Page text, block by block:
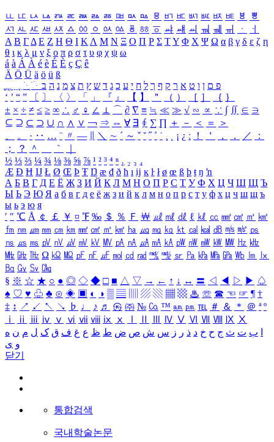
ㅥ ㅦ ㅧ ㅨ ㅩ ㅪ ㅫ ㅬ ㅭ ㅮ ㅯ ㅰ ㅱ ㅲ ㅳ ㅴ ㅵ ㅶ ㅷ ㅸ
ㅹ
ㅺ ㅻ ㅼ ㅽ ㅾ ㅿ ㆀ ㆁ ㆂ ㆃ ㆄ ㆅ ㆆ ㆇ ㆈ ㆉ ㆊ ㆋ ㆌ ㆍ
ㆎ
Α Β ΓΔ Ε Ζ Η Θ Ι ΚΛ Μ Ν Ξ Ο Π Ρ Σ ΤΥ Φ Χ Ψ Ω α β γ δ ε ζ η
θ ι κ λ μ ν ξ ο π ρ σ τ υ φ χ ψ ω
á à Á À é è É È ç Ç ê
Ä Ö Ü ä ö ü ß
ִֶֹ ֻּ ׁׂ פ ם ן ו ט א ר ק ף ך ל ח י ע כ ג ד ש ץ ת צ מ נ ה ב
‘ ’ “ ” 〔 〕 〈 〉 「 」 『 』 【 】 ＂ （ ） ［ ］ ｛ ｝
± × ÷ ≠ ≤ ≥ ∞ ∴ ♂ ♀ ∠ ⊥ ⌒ ∂ ∇ ≡ ≒ ≪ ≫ √ ∽ ∝ ∵ ∫ ∬ ∈ ∋
⊆ ⊇ ⊂ ⊃ ∪ ∩ ∧ ∨ ￢ ⇒ ⇔ ∀ ∃ ∮ ∑ ∏ ＋ － ＜ ＝
＞
、
。 · ‥ … ¨ 〃 ― ＼ ∼ ´ ～ ˇ ˘ ˝ ˚ ˙ ¸ ¡ ¿ ː ！ ＇ ， ． ／
：
；
？ ＾ ｀
½ ⅓ ⅔ ¼ ¾ ⅛ ⅜ ⅝ ⅞ ¹ ² ³ ⁴ ⁿ ₁ ₂ ₃ ₄
Æ Ð Ħ Ĳ Ł Ø Œ Þ Ŧ Ŋ æ đ ð ħ ı ĳ ĸ ŀ ł ø œ ß þ ŧ ŋ ŉ
А Б В Г Д Е Ё Ж З И Й К Л М Н О П Р С Т У Ф Х Ц Ч Ш Щ Ъ
Ы Ь Э Ю Я а б в г д е ё ж з и й к л м н о п р с т у ф х ц ч ш щ ъ
ы ь э ю я
′ ″ ℃ Å ￠ ￡ ￥ ¤ ℉ ‰ ＄ ％ Ｆ ￦ ㎕ ㎖ ㎗ ℓ ㎘ ㏄ ㎣ ㎤ ㎥ ㎦
㎙ ㎚ ㎛ ㎜ ㎝ ㎞ ㎟ ㎠ ㎡ ㎢ ㏊ ㎍ ㎎ ㎏ ㏏ ㎈ ㎉ ㏈ ㎧ ㎨ ㎰
㎱ ㎲ ㎳ ㎴ ㎵ ㎶ ㎷ ㎸ ㎹ ㎀ ㎁ ㎂ ㎃ ㎄ ㎺ ㎻ ㎽ ㎾ ㎿ ㎐ ㎑
㎒ ㎓ ㎔ Ω ㏀ ㏁ ㎊ ㎋ ㎌ ㏖ ㏅ ㎭ ㎮ ㎯ ㏛ ㎩ ㎪ ㎫ ㎬ ㏝ ㏐
㏓
㏃ ㏉ ㏜ ㏆
§ ※ ☆ ★ ○ ● ◎ ◇ ◆ □ ■ △ ▽ → ← ↑ ↓ ↔ 〓 ◁ ◀ ▷ ▶ ♤
♠ ♡ ♥ ♧ ♣ ⊙ ◈ ▣ ◐ ◑ ▒ ▤ ▨ ▧ ▦ ▩ ♨ ☏ ☎ ☜ ☞ ¶ †
‡ ↕ ↗ ↙ ↖ ↘ ♭ ♩ ♪ ♬ ㉿ ㈜ № ㏇ ™ ㏂ ㏘ ℡ ＃ ＆ ＊ ＠ ª º
ⅰ
ⅱ ⅲ ⅳ ⅴ ⅵ ⅶ ⅷ ⅸ ⅹ Ⅳ Ⅴ Ⅵ Ⅶ Ⅷ Ⅸ Ⅹ
ب ت ث ج ح خ د ذ ر ز س ش ص ض ط ظ ع غ ف ق ک ل م ن ه
و ی
닫기
통합검색
국내학술논문